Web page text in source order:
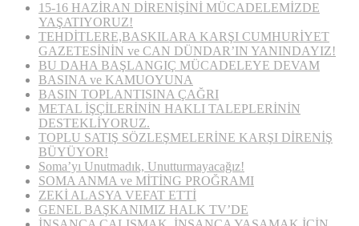
15-16 HAZİRAN DİRENİŞİNİ MÜCADELEMİZDE
YAŞATIYORUZ!
TEHDİTLERE,BASKILARA KARŞI CUMHURİYET
GAZETESİNİN ve CAN DÜNDAR’IN YANINDAYIZ!
BU DAHA BAŞLANGIÇ MÜCADELEYE DEVAM
BASINA ve KAMUOYUNA
BASIN TOPLANTISINA ÇAĞRI
METAL İŞÇİLERİNİN HAKLI TALEPLERİNİN
DESTEKLİYORUZ.
TOPLU SATIŞ SÖZLEŞMELERİNE KARŞI DİRENİŞ
BÜYÜYOR!
Soma’yı Unutmadık, Unutturmayacağız!
SOMA ANMA ve MİTİNG PROĞRAMI
ZEKİ ALASYA VEFAT ETTİ
GENEL BAŞKANIMIZ HALK TV’DE